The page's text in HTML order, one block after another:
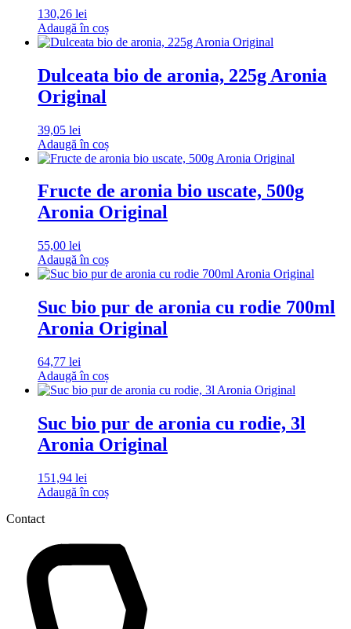
130,26 lei
Adaugă în coș
Dulceata bio de aronia, 225g Aronia
Original
39,05 lei
Adaugă în coș
Fructe de aronia bio uscate, 500g
Aronia Original
55,00 lei
Adaugă în coș
Suc bio pur de aronia cu rodie 700ml
Aronia Original
64,77 lei
Adaugă în coș
Suc bio pur de aronia cu rodie, 3l
Aronia Original
151,94 lei
Adaugă în coș
Contact